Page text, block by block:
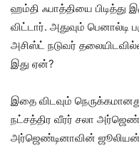
ஹம்தி ஃபாத்தியை பிடித்து
விட்டார். அதுவும்
அசிஸ்ட் நடுவர்
இது ஏன்?
இதை விடவும்
நட்சத்திர வீரர் சலா
அர்ஜெண்டினாவின்